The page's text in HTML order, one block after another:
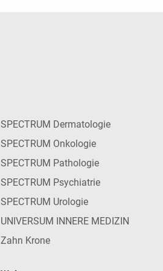
SPECTRUM Dermatologie
SPECTRUM Onkologie
SPECTRUM Pathologie
SPECTRUM Psychiatrie
SPECTRUM Urologie
UNIVERSUM INNERE MEDIZIN
Zahn Krone